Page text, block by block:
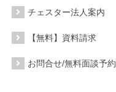
チェスター法人案内
【無料】資料請求
お問合せ/無料面談予約